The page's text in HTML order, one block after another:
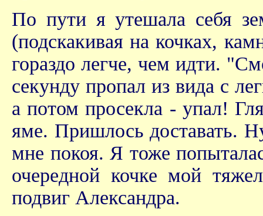
По пути я утешала себя
(подскакивая на кочках,
гораздо легче, чем идти.
секунду пропал из вида с
а потом просекла - упал!
яме. Пришлось доставать.
мне покоя. Я тоже
очередной кочке мой
подвиг Александра.